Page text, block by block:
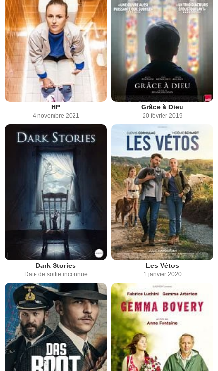
HP
4 novembre 2021
Grâce à Dieu
20 février 2019
Dark Stories
Date de sortie inconnue
Les Vétos
1 janvier 2020